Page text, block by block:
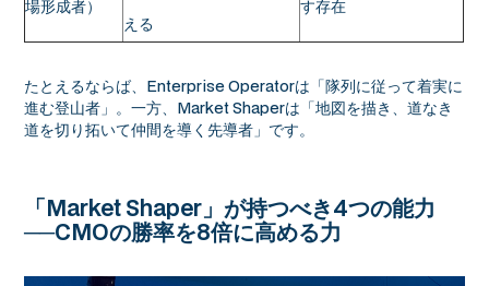
場形成者）
える
す存在
たとえるならば、Enterprise Operatorは「隊列に従って着実に
進む登山者」。一方、Market Shaperは「地図を描き、道なき
道を切り拓いて仲間を導く先導者」です。
「Market Shaper」が持つべき4つの能力
──CMOの勝率を8倍に高める力